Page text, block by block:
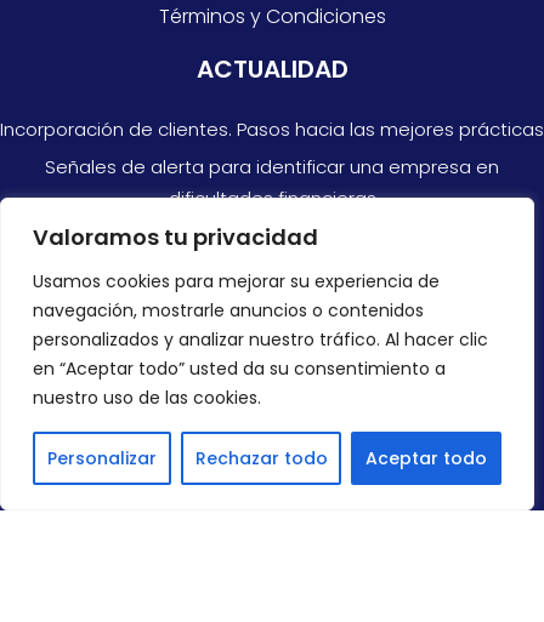
Valoramos tu privacidad
Usamos cookies para mejorar su experiencia de
navegación, mostrarle anuncios o contenidos
personalizados y analizar nuestro tráfico. Al hacer clic
en “Aceptar todo” usted da su consentimiento a
nuestro uso de las cookies.
Personalizar Rechazar todo Aceptar todo
Términos y Condiciones
ACTUALIDAD
Incorporación de clientes. Pasos hacia las mejores prácticas
Señales de alerta para identificar una empresa en
dificultades financieras
Razones por las que no siempre puedes confiar en las
CONTACTAR
+34 966 878 300
info@ondirect.es